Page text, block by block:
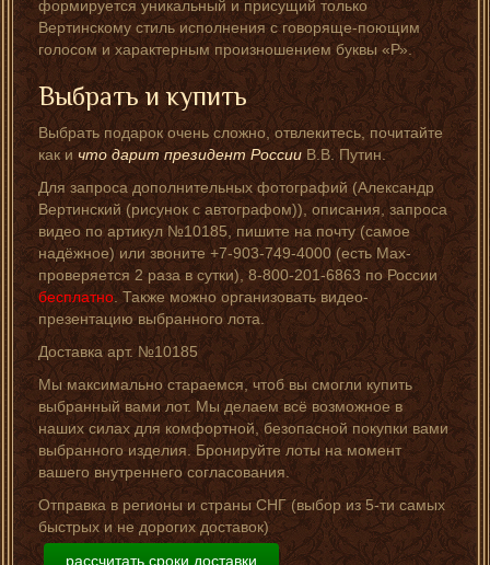
формируется уникальный и присущий только
Вертинскому стиль исполнения с говоряще-поющим
голосом и характерным произношением буквы «Р».
Выбрать и купить
Выбрать подарок очень сложно, отвлекитесь, почитайте
как и что дарит президент России В.В. Путин.
Для запроса дополнительных фотографий (Александр
Вертинский (рисунок с автографом)), описания, запроса
видео по артикул №10185, пишите на почту (самое
надёжное) или звоните +7-903-749-4000 (есть Мах-
проверяется 2 раза в сутки), 8-800-201-6863 по России
бесплатно. Также можно организовать видео-
презентацию выбранного лота.
Доставка арт. №10185
Мы максимально стараемся, чтоб вы смогли купить
выбранный вами лот. Мы делаем всё возможное в
наших силах для комфортной, безопасной покупки вами
выбранного изделия. Бронируйте лоты на момент
вашего внутреннего согласования.
Отправка в регионы и страны СНГ (выбор из 5-ти самых
быстрых и не дорогих доставок)
рассчитать сроки доставки